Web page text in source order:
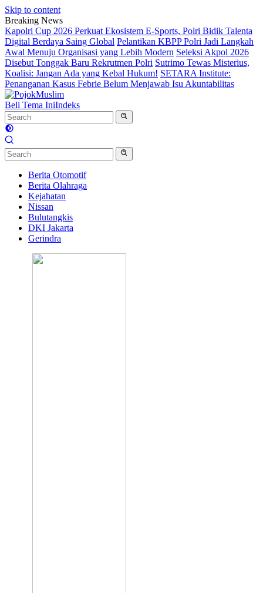
Skip to content
Breaking News
Kapolri Cup 2026 Perkuat Ekosistem E-Sports, Polri Bidik Talenta
Digital Berdaya Saing Global Pelantikan KBPP Polri Jadi Langkah
Awal Menuju Organisasi yang Lebih Modern Seleksi Akpol 2026
Disebut Tonggak Baru Rekrutmen Polri Sutrimo Tewas Misterius,
Koalisi: Jangan Ada yang Kebal Hukum! SETARA Institute:
Penanganan Kasus Febrie Belum Menjawab Isu Akuntabilitas
Beli Tema IniIndeks
Berita Otomotif
Berita Olahraga
Kejahatan
Nissan
Bulutangkis
DKI Jakarta
Gerindra